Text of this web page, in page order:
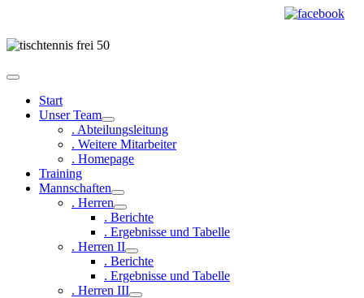
Start
Unser Team
. Abteilungsleitung
. Weitere Mitarbeiter
. Homepage
Training
Mannschaften
. Herren
. Berichte
. Ergebnisse und Tabelle
. Herren II
. Berichte
. Ergebnisse und Tabelle
. Herren III